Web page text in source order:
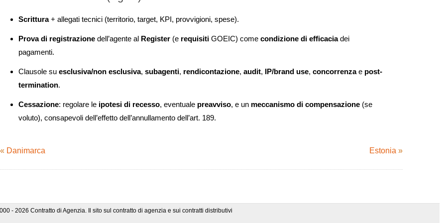
Scrittura+ allegati tecnici (territorio, target, KPI, provvigioni, spese).
Prova di registrazione dell’agente al Register (e requisiti GOEIC) comecondizione di efficaciadei
pagamenti.
Clausole suesclusiva/non esclusiva,subagenti, rendicontazione,audit, IP/brand use,concorrenzae post-
termination.
Cessazione: regolare le ipotesi di recesso, eventuale preavviso, e un meccanismo di compensazione (se
voluto), consapevoli dell’effetto dell’annullamento dell’art. 189.
« Danimarca Estonia »
- 2026 Contratto di Agenzia. Il sito sul contratto di agenzia e sui contratti distributivi